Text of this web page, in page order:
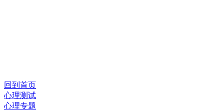
回到首页
心理测试
心理专题